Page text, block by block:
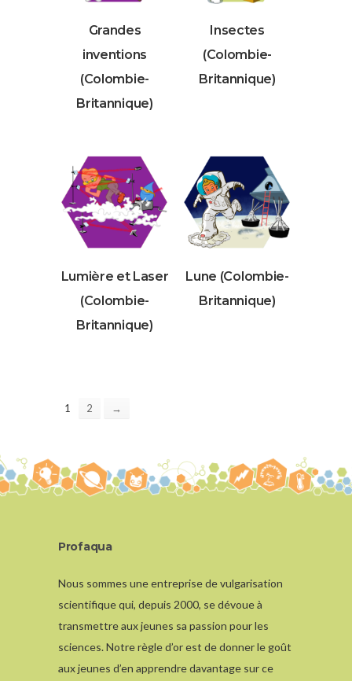
Grandes
inventions
(Colombie-
Britannique)
Insectes
(Colombie-
Britannique)
Lumière et Laser
(Colombie-
Britannique)
Lune (Colombie-
Britannique)
1 2 →
Profaqua
Nous sommes une entreprise de vulgarisation
scientifique qui, depuis 2000, se dévoue à
transmettre aux jeunes sa passion pour les
sciences. Notre règle d’or est de donner le goût
aux jeunes d’en apprendre davantage sur ce